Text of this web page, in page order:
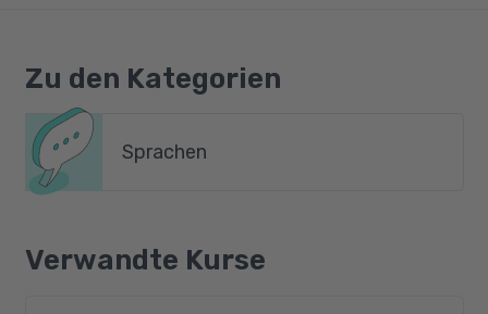
Zu den Kategorien
Sprachen
Verwandte Kurse